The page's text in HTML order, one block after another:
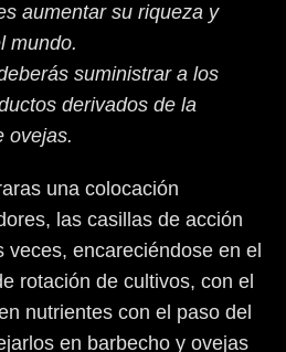
aumentar su riqueza y
mundo.
suministrar a los
derivados de la
ovejas.
una colocación
las casillas de acción
encareciéndose en el
rotación de cultivos, con el
nutrientes con el paso del
en barbecho y ovejas